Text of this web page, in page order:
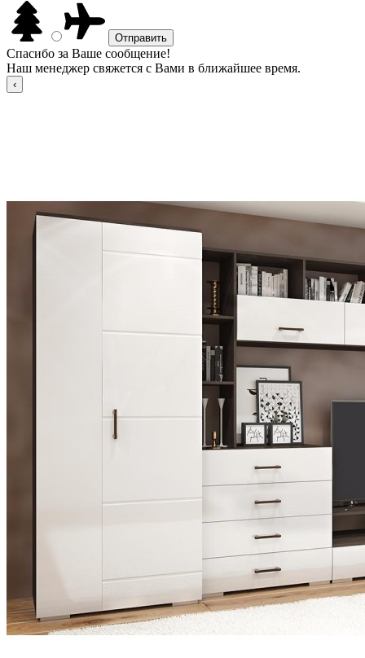
Спасибо за Ваше сообщение!
Наш менеджер свяжется с Вами в ближайшее время.